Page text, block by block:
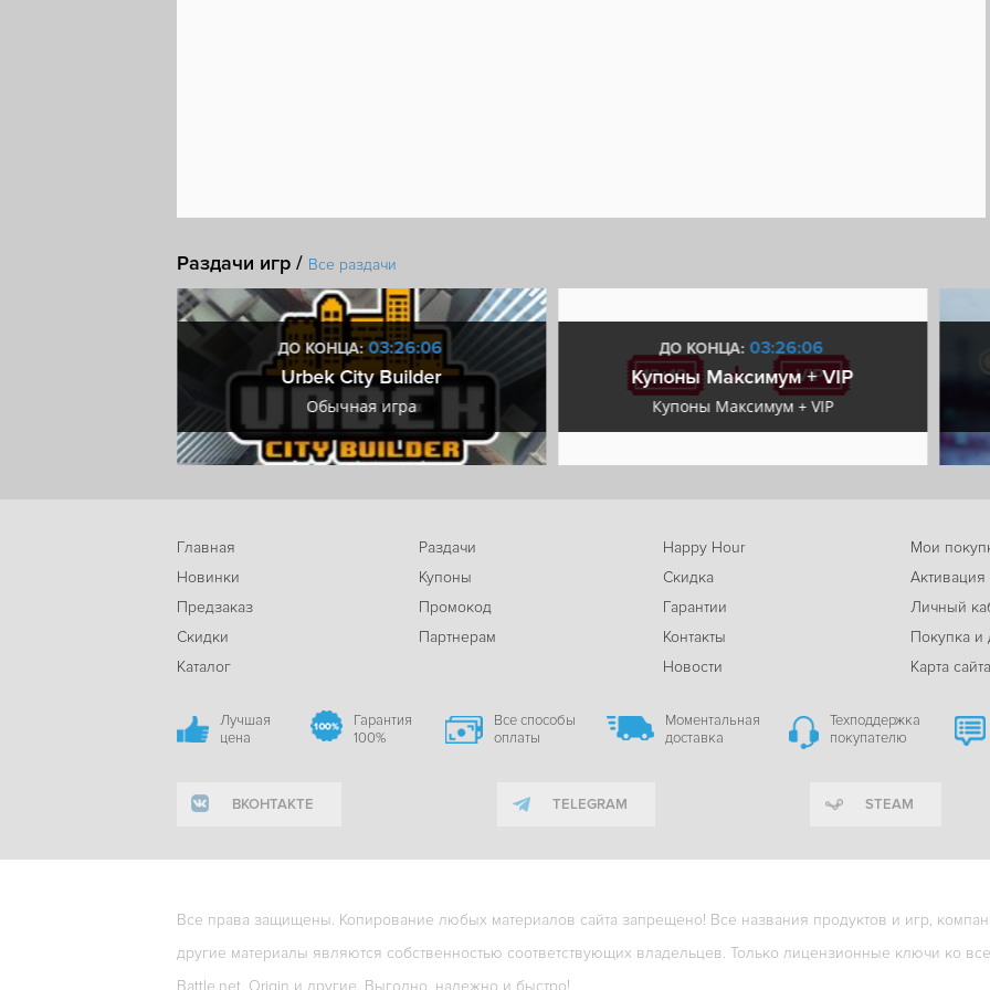
Раздачи игр / Все раздачи
ДО КОНЦА:03:26:05
Urbek City Builder
Обычная игра
ДО КОНЦА:03:26:05
Купоны Максимум + VIP
Купоны Максимум + VIP
Главная
Новинки
Предзаказ
Скидки
Каталог
Раздачи
Купоны
Промокод
Партнерам
Happy Hour
Скидка
Гарантии
Контакты
Новости
Мои
Активация
Личный
Покупка и
Карта сайта
Лучшая
цена
Гарантия
100%
Все способы
оплаты
Моментальная
доставка
Техподдержка
покупателю
ВКОНТАКТЕ TELEGRAM STEAM
Все права защищены. Копирование любых материалов сайта запрещено! Все названия продуктов и игр,
другие материалы являются собственностью соответствующих владельцев. Только лицензионные ключи ко
Battle.net, Origin и другие. Выгодно, надежно и быстро!